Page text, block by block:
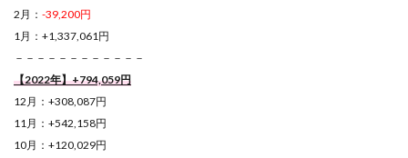
2月： -39,200円
1月：+1,337,061円
－－－－－－－－－－－－
【2022年】+794,059円
12月：+308,087円
11月：+542,158円
10月：+120,029円